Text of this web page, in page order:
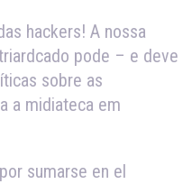
hackers! A nossa
pode – e deve
sobre as
a midiateca em
sumarse en el